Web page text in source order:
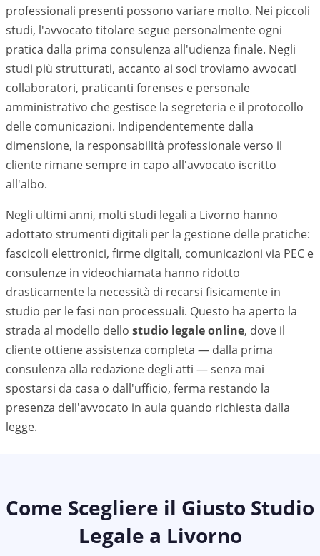
professionali presenti possono variare molto. Nei piccoli
studi, l'avvocato titolare segue personalmente ogni
pratica dalla prima consulenza all'udienza finale. Negli
studi più strutturati, accanto ai soci troviamo avvocati
collaboratori, praticanti forenses e personale
amministrativo che gestisce la segreteria e il protocollo
delle comunicazioni. Indipendentemente dalla
dimensione, la responsabilità professionale verso il
cliente rimane sempre in capo all'avvocato iscritto
all'albo.
Negli ultimi anni, molti studi legali a Livorno hanno
adottato strumenti digitali per la gestione delle pratiche:
fascicoli elettronici, firme digitali, comunicazioni via PEC e
consulenze in videochiamata hanno ridotto
drasticamente la necessità di recarsi fisicamente in
studio per le fasi non processuali. Questo ha aperto la
strada al modello dello studio legale online, dove il
cliente ottiene assistenza completa — dalla prima
consulenza alla redazione degli atti — senza mai
spostarsi da casa o dall'ufficio, ferma restando la
presenza dell'avvocato in aula quando richiesta dalla
legge.
Come Scegliere il Giusto Studio
Legale a Livorno